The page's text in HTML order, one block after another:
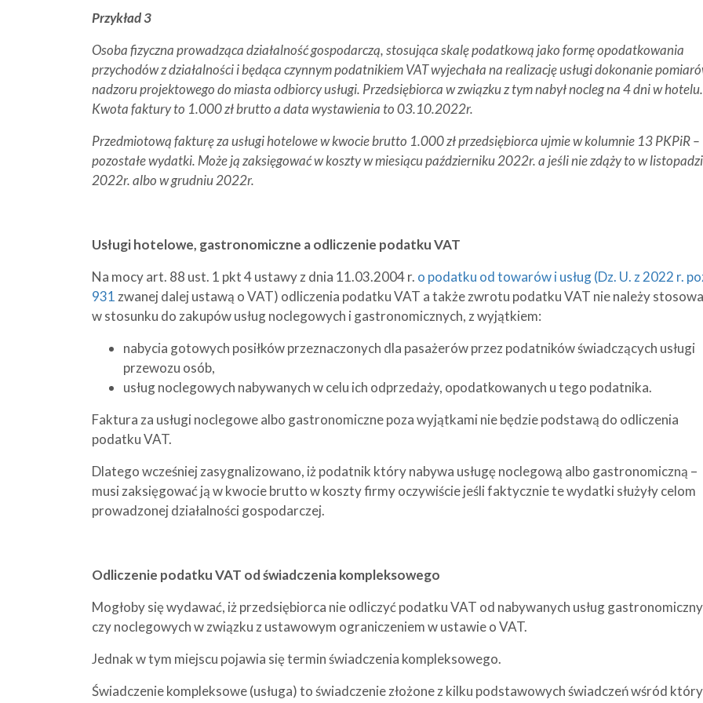
Przykład 3
Osoba fizyczna prowadząca działalność gospodarczą, stosująca skalę podatkową jako formę opodatkowania
przychodów z działalności i będąca czynnym podatnikiem VAT wyjechała na realizację usługi dokonanie
nadzoru projektowego do miasta odbiorcy usługi. Przedsiębiorca w związku z tym nabył nocleg na 4 dni w hotelu.
Kwota faktury to 1.000 zł brutto a data wystawienia to 03.10.2022r.
Przedmiotową fakturę za usługi hotelowe w kwocie brutto 1.000 zł przedsiębiorca ujmie w kolumnie 13 PKPiR –
pozostałe wydatki. Może ją zaksięgować w koszty w miesiącu październiku 2022r. a jeśli nie zdąży to w
2022r. albo w grudniu 2022r.
Usługi hotelowe, gastronomiczne a odliczenie podatku VAT
Na mocy art. 88 ust. 1 pkt 4 ustawy z dnia 11.03.2004 r. o podatku od towarów i usług (Dz. U. z 2022 r.
931 zwanej dalej ustawą o VAT) odliczenia podatku VAT a także zwrotu podatku VAT nie należy
w stosunku do zakupów usług noclegowych i gastronomicznych, z wyjątkiem:
nabycia gotowych posiłków przeznaczonych dla pasażerów przez podatników świadczących usługi
przewozu osób,
usług noclegowych nabywanych w celu ich odprzedaży, opodatkowanych u tego podatnika.
Faktura za usługi noclegowe albo gastronomiczne poza wyjątkami nie będzie podstawą do odliczenia
podatku VAT.
Dlatego wcześniej zasygnalizowano, iż podatnik który nabywa usługę noclegową albo gastronomiczną –
musi zaksięgować ją w kwocie brutto w koszty firmy oczywiście jeśli faktycznie te wydatki służyły celom
prowadzonej działalności gospodarczej.
Odliczenie podatku VAT od świadczenia kompleksowego
Mogłoby się wydawać, iż przedsiębiorca nie odliczyć podatku VAT od nabywanych usług
czy noclegowych w związku z ustawowym ograniczeniem w ustawie o VAT.
Jednak w tym miejscu pojawia się termin świadczenia kompleksowego.
Świadczenie kompleksowe (usługa) to świadczenie złożone z kilku podstawowych świadczeń wśród